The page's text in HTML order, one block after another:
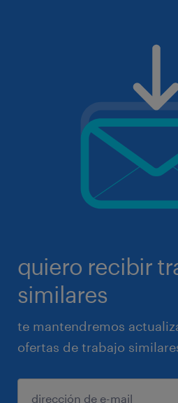
quiero recibir
similares
te mantendremos
ofertas de trabajo